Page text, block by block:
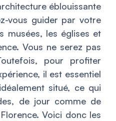
éblouissante
vous guider par votre
musées, les églises et
Vous ne serez pas
pour profiter
il est essentiel
situé, ce qui
de jour comme de
Voici donc les